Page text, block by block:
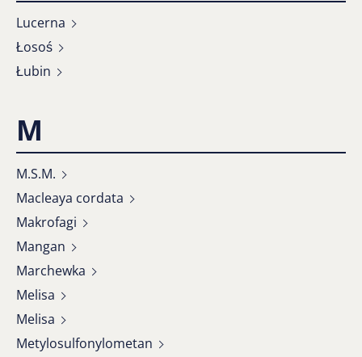
Lucerna
Łosoś
Łubin
M
M.S.M.
Macleaya cordata
Makrofagi
Mangan
Marchewka
Melisa
Melisa
Metylosulfonylometan